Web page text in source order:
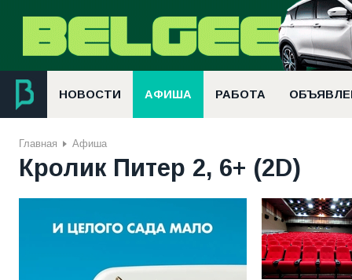
НОВОСТИ АФИША РАБОТА
Главная Афиша
Кролик Питер 2, 6+ (2D)